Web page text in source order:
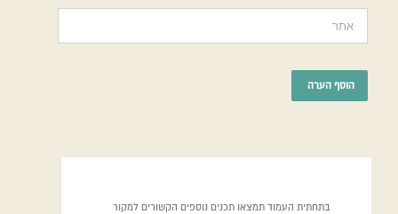
בתחתית העמוד תמצאו תכנים נוספים הקשורים למקור